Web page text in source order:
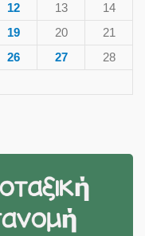
12 13
14
19 20
21
26 27
28